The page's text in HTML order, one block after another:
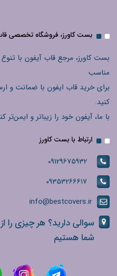
بست کاورز، فروشگاه تخصصی
بست کاورز، مرجع قاب آیفون با
مناسب
برای خرید قاب ایفون با ضمانت و
کنید.
با ما، آیفون خود را زیباتر و ایمن‌تر
ارتباط با بست کاورز
09129675932
09353266617
info@bestcovers.ir
سوالی دارید؟ هر چیزی را
شما هستیم